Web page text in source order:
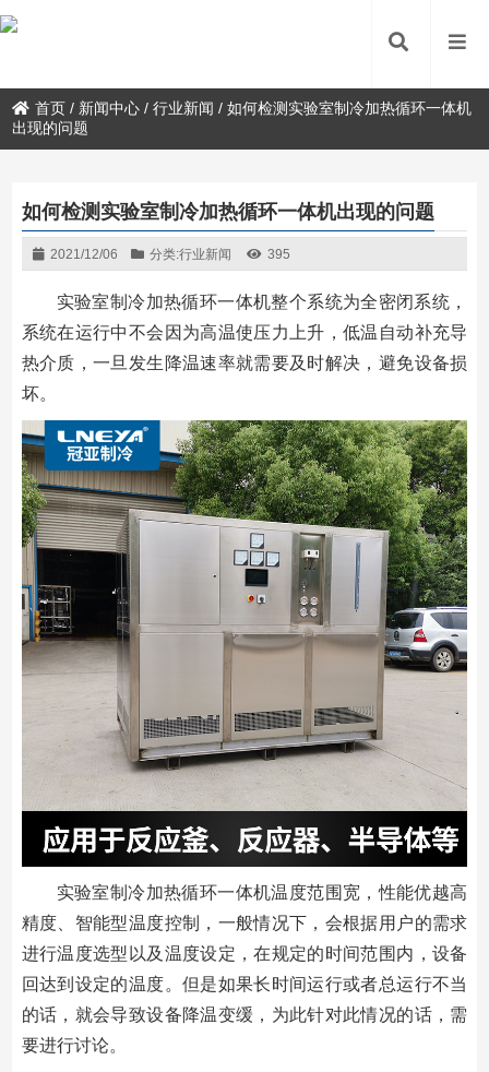
首页 / 新闻中心 /行业新闻 /如何检测实验室制冷加热循环一体机
出现的问题
如何检测实验室制冷加热循环一体机出现的问题
2021/12/06 分类:行业新闻 395
实验室制冷加热循环一体机整个系统为全密闭系统，
系统在运行中不会因为高温使压力上升，低温自动补充导
热介质，一旦发生降温速率就需要及时解决，避免设备损
坏。
实验室制冷加热循环一体机温度范围宽，性能优越高
精度、智能型温度控制，一般情况下，会根据用户的需求
进行温度选型以及温度设定，在规定的时间范围内，设备
回达到设定的温度。但是如果长时间运行或者总运行不当
的话，就会导致设备降温变缓，为此针对此情况的话，需
要进行讨论。